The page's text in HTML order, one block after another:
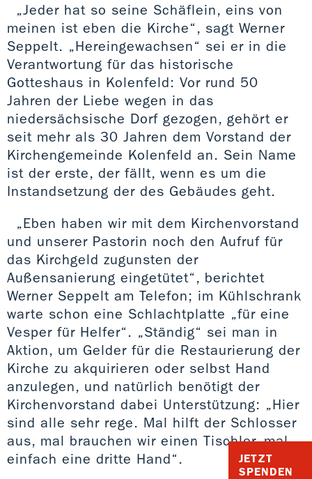
JETZT
SPENDEN
„Jeder hat so seine Schäflein, eins von
meinen ist eben die Kirche“, sagt Werner
Seppelt. „Hereingewachsen“ sei er in die
Verantwortung für das historische
Gotteshaus in Kolenfeld: Vor rund 50
Jahren der Liebe wegen in das
niedersächsische Dorf gezogen, gehört er
seit mehr als 30 Jahren dem Vorstand der
Kirchengemeinde Kolenfeld an. Sein Name
ist der erste, der fällt, wenn es um die
Instandsetzung der des Gebäudes geht.
„Eben haben wir mit dem Kirchenvorstand
und unserer Pastorin noch den Aufruf für
das Kirchgeld zugunsten der
Außensanierung eingetütet“, berichtet
Werner Seppelt am Telefon; im Kühlschrank
warte schon eine Schlachtplatte „für eine
Vesper für Helfer“. „Ständig“ sei man in
Aktion, um Gelder für die Restaurierung der
Kirche zu akquirieren oder selbst Hand
anzulegen, und natürlich benötigt der
Kirchenvorstand dabei Unterstützung: „Hier
sind alle sehr rege. Mal hilft der Schlosser
aus, mal brauchen wir einen Tischler, mal
einfach eine dritte Hand“.